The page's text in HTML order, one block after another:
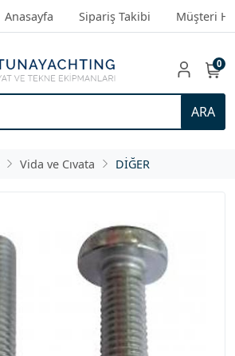
Anasayfa Sipariş Takibi Müşteri
ARA
0
Vida ve Cıvata DİĞER